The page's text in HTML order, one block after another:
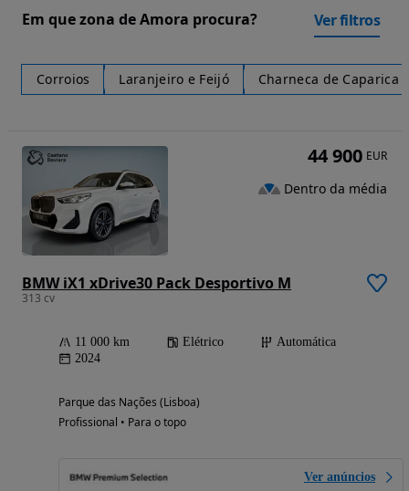
Em que zona de Amora procura? Ver filtros
Corroios Laranjeiro e Feijó Charneca de Caparica
BMW iX1 xDrive30 Pack Desportivo M
313 cv
11 000 km Elétrico
Automática
2024
Parque das Nações (Lisboa)
Profissional • Para o topo
Ver anúncios
44 900 EUR
Dentro da média